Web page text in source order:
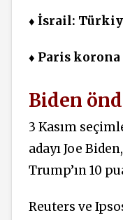
♦ İsrail:
♦ Paris korona
Biden
3 Kasım
adayı Joe
Trump’ın 10
Reuters ve